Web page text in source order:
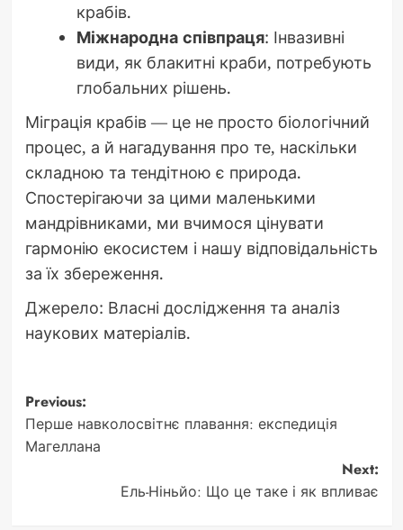
крабів.
Міжнародна співпраця: Інвазивні
види, як блакитні краби, потребують
глобальних рішень.
Міграція крабів — це не просто біологічний
процес, а й нагадування про те, наскільки
складною та тендітною є природа.
Спостерігаючи за цими маленькими
мандрівниками, ми вчимося цінувати
гармонію екосистем і нашу відповідальність
за їх збереження.
Джерело: Власні дослідження та аналіз
наукових матеріалів.
Post
navigation
Previous:
Перше навколосвітнє плавання: експедиція
Магеллана
Next:
Ель-Ніньйо: Що це таке і як впливає